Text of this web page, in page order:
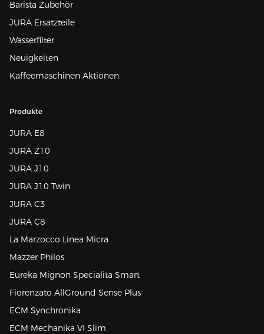
Barista Zubehör
JURA Ersatzteile
Wasserfilter
Neuigkeiten
Kaffeemaschinen Aktionen
Produkte
JURA E8
JURA Z10
JURA J10
JURA J10 Twin
JURA C3
JURA C8
La Marzocco Linea Micra
Mazzer Philos
Eureka Mignon Specialita Smart
Fiorenzato AllGround Sense Plus
ECM Synchronika
ECM Mechanika VI Slim